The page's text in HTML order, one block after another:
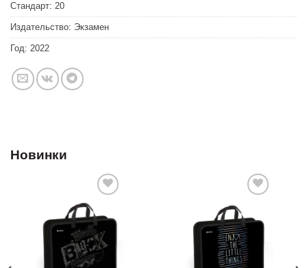
Стандарт: 20
Издательство: Экзамен
Год: 2022
Новинки
Добавить
в список
желаний
Добавить
в список
желаний